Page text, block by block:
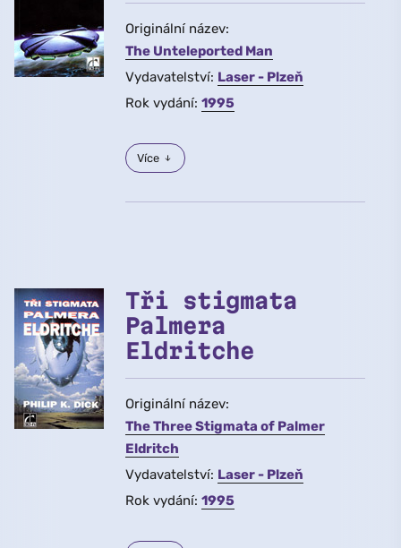
Originální název:
The Unteleported Man
Vydavatelství: Laser - Plzeň
Rok vydání: 1995
Více
Tři stigmata
Palmera
Eldritche
Originální název:
The Three Stigmata of Palmer
Eldritch
Vydavatelství: Laser - Plzeň
Rok vydání: 1995